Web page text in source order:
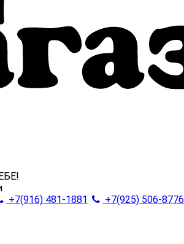
+7(916) 481-1881
+7(925) 506-8776